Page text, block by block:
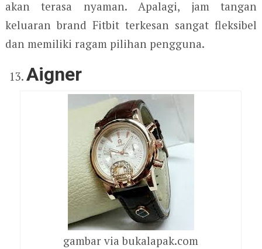
akan terasa nyaman. Apalagi, jam tangan
keluaran brand Fitbit terkesan sangat fleksibel
dan memiliki ragam pilihan pengguna.
Aigner
gambar via bukalapak.com